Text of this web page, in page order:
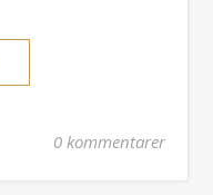
0 kommentarer